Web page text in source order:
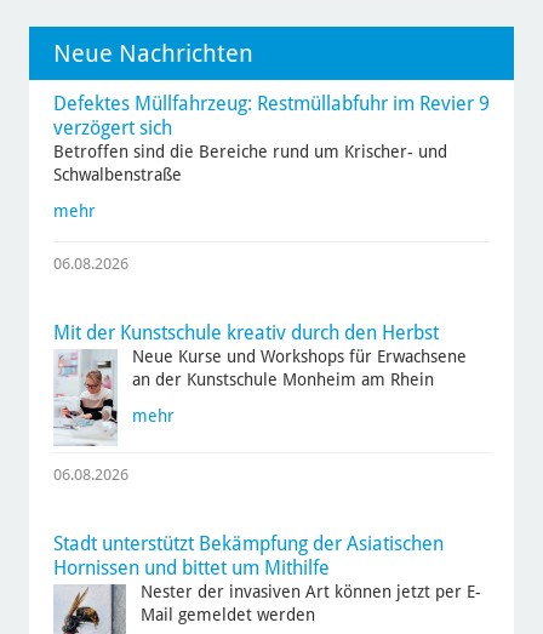
Neue Nachrichten
Defektes Müllfahrzeug: Restmüllabfuhr im Revier 9
verzögert sich
Betroffen sind die Bereiche rund um Krischer- und
Schwalbenstraße
mehr
06.08.2026
Mit der Kunstschule kreativ durch den Herbst
Neue Kurse und Workshops für Erwachsene
an der Kunstschule Monheim am Rhein
mehr
06.08.2026
Stadt unterstützt Bekämpfung der Asiatischen
Hornissen und bittet um Mithilfe
Nester der invasiven Art können jetzt per E-
Mail gemeldet werden